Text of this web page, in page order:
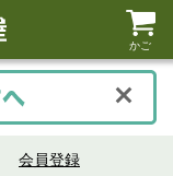
かご
会員登録